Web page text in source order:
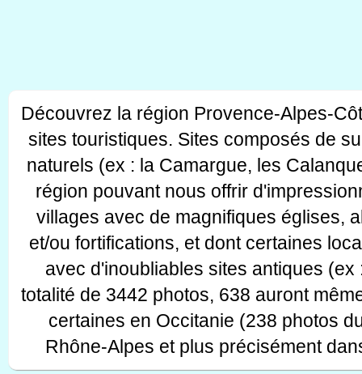
Découvrez la région Provence-Alpes-
sites touristiques. Sites composés de
naturels (ex : la Camargue, les
région pouvant nous offrir
villages avec de magnifiques églises,
et/ou fortifications, et dont certaines
avec d'inoubliables sites antiques
totalité de 3442 photos, 638 auront
certaines en Occitanie (238 photos
Rhône-Alpes et plus précisément